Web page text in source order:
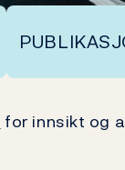
for innsikt og